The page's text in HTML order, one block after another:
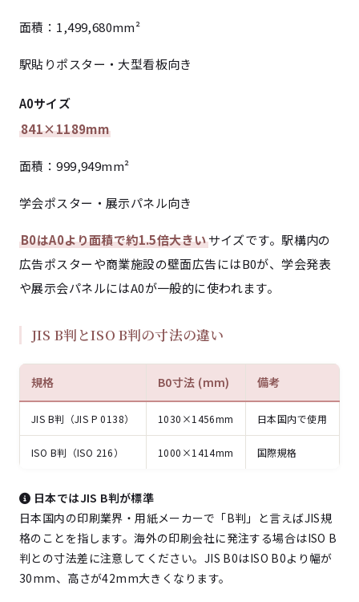
面積：1,499,680mm²
駅貼りポスター・大型看板向き
A0サイズ
841×1189mm
面積：999,949mm²
学会ポスター・展示パネル向き
B0はA0より面積で約1.5倍大きいサイズです。駅構内の
広告ポスターや商業施設の壁面広告にはB0が、学会発表
や展示会パネルにはA0が一般的に使われます。
JIS B判とISO B判の寸法の違い
規格 B0寸法 (mm) 備考
JIS B判（JIS P 0138） 1030×1456mm 日本国内で使用
ISO B判（ISO 216） 1000×1414mm 国際規格
日本ではJIS B判が標準
日本国内の印刷業界・用紙メーカーで「B判」と言えばJIS規
格のことを指します。海外の印刷会社に発注する場合はISO B
判との寸法差に注意してください。JIS B0はISO B0より幅が
30mm、高さが42mm大きくなります。